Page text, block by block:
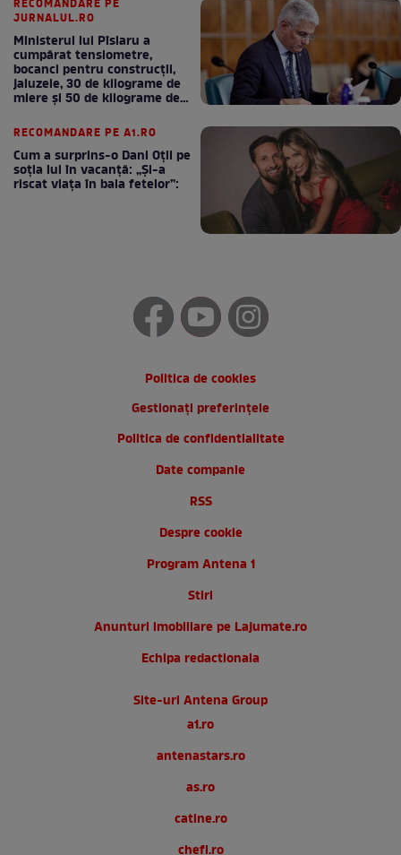
RECOMANDARE PE
JURNALUL.RO
Ministerul lui Pîslaru a
cumpărat tensiometre,
bocanci pentru construcții,
jaluzele, 30 de kilograme de
miere și 50 de kilograme de
RECOMANDARE PE A1.RO
Cum a surprins-o Dani Oțil pe
soția lui în vacanță: „Și-a
riscat viața în baia fetelor”:
Politica de cookies
Gestionați preferințele
Politica de confidentialitate
Date companie
RSS
Despre cookie
Program Antena 1
Stiri
Anunturi imobiliare pe Lajumate.ro
Echipa redactionala
Site-uri Antena Group
a1.ro
antenastars.ro
as.ro
catine.ro
chefi.ro